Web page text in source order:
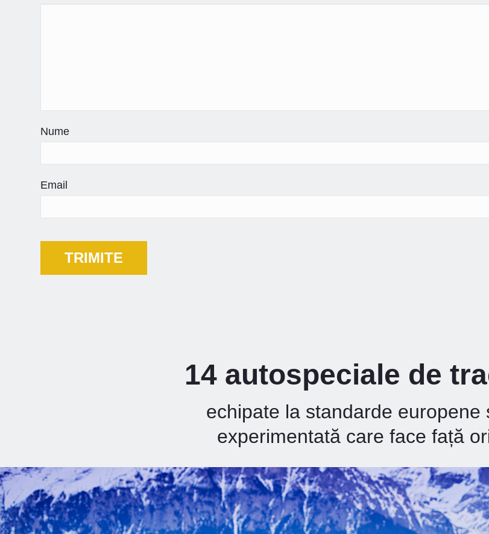
Nume
Email
14 autospeciale de
echipate la standarde europene
experimentată care face față